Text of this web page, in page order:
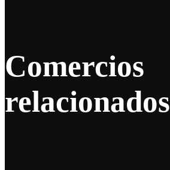
Comercios
relacionados